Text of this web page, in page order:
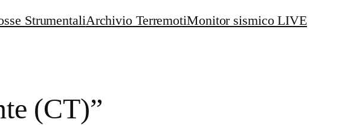
StrumentaliArchivio TerremotiMonitor sismico LIVE
(CT)”